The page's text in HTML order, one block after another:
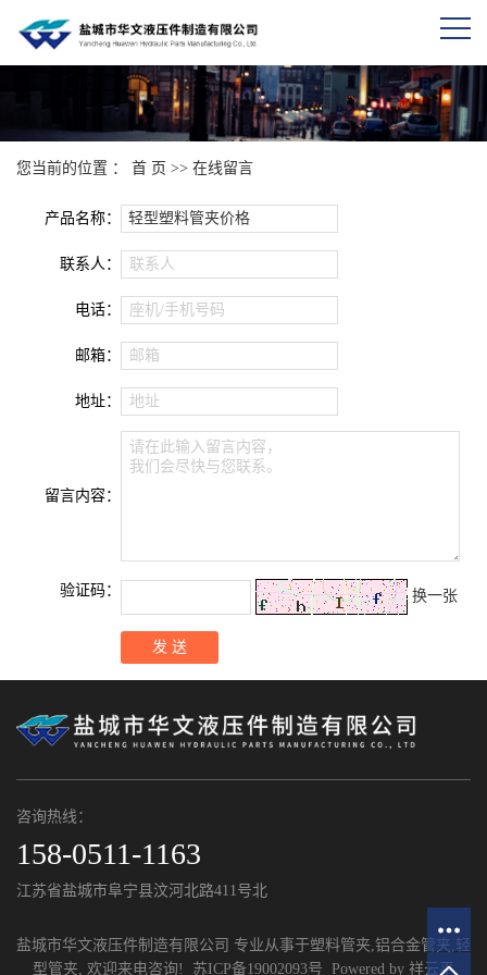
您当前的位置 ： 首 页 >> 在线留言
产品名称：
联系人： 联系人
电话： 座机/手机号码
邮箱： 邮箱
地址： 地址
留言内容：
请在此输入留言内容，
我们会尽快与您联系。
验证码： 换一张
咨询热线：
158-0511-1163
江苏省盐城市阜宁县汶河北路411号北
盐城市华文液压件制造有限公司 专业从事于塑料管夹 铝合金管夹 轻
型管夹 , 欢迎来电咨询! 苏ICP备19002093号 Powered by 祥云平